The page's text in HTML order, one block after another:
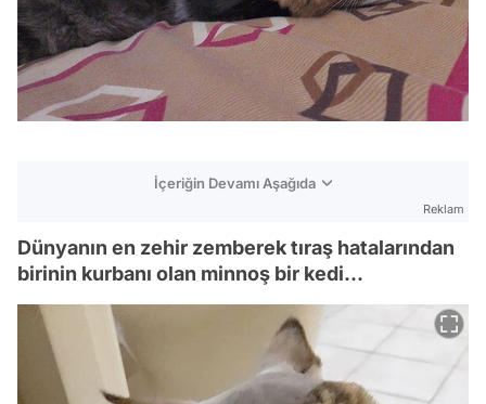
İçeriğin Devamı Aşağıda
Reklam
Dünyanın en zehir zemberek tıraş hatalarından
birinin kurbanı olan minnoş bir kedi...